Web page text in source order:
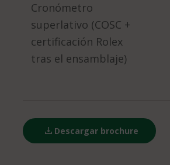
Cronómetro
superlativo (COSC +
certificación Rolex
tras el ensamblaje)
Descargar brochure